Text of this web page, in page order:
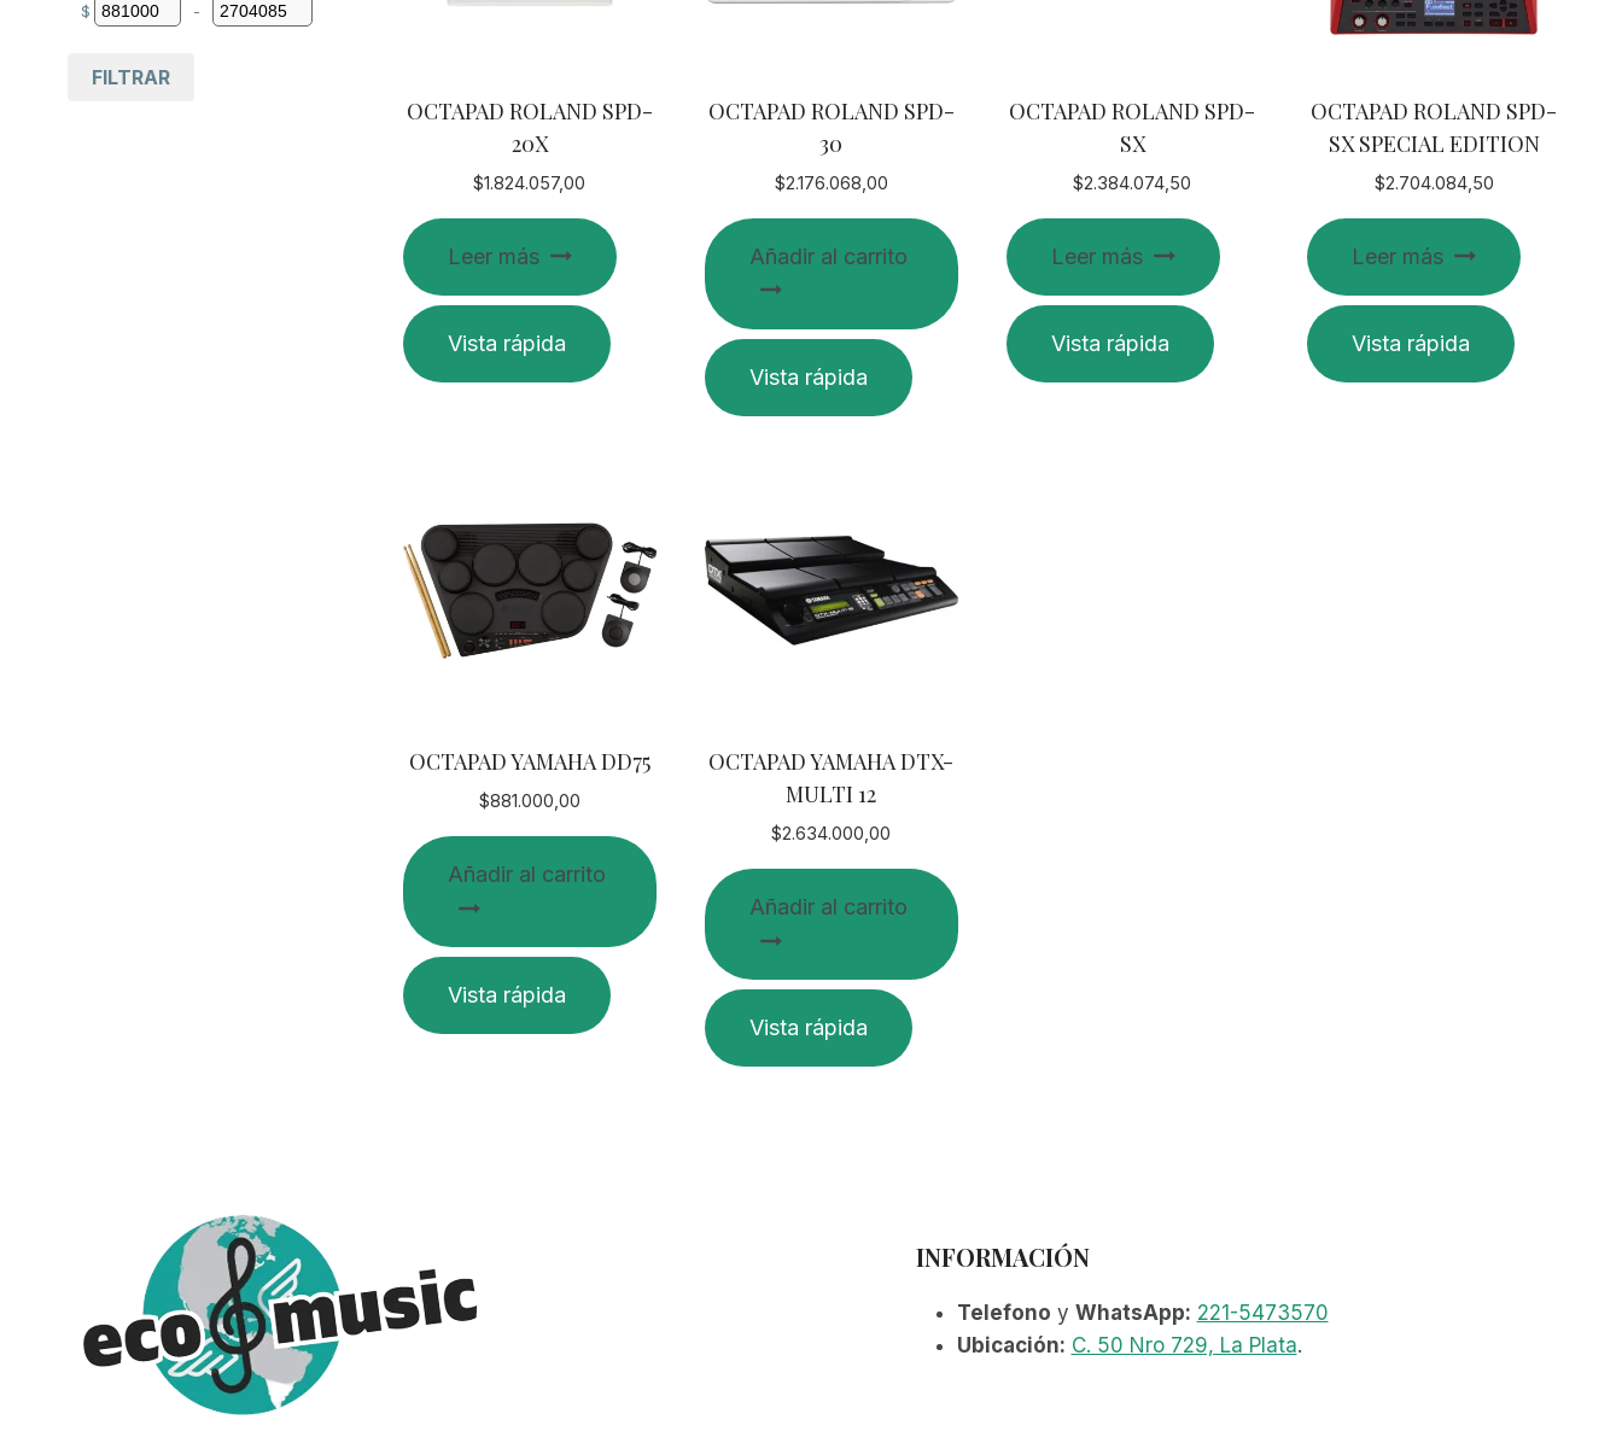
OCTAPAD ROLAND SPD-
20X
$1.824.057,00
Leer más
Vista rápida
OCTAPAD ROLAND SPD-
30
$2.176.068,00
Añadir al carrito
Vista rápida
OCTAPAD ROLAND SPD-
SX
$2.384.074,50
Leer más
Vista rápida
OCTAPAD ROLAND SPD-
SX SPECIAL EDITION
$2.704.084,50
Leer más
Vista rápida
OCTAPAD YAMAHA DD75
$881.000,00
Añadir al carrito
Vista rápida
OCTAPAD YAMAHA DTX-
MULTI 12
$2.634.000,00
Añadir al carrito
Vista rápida
$
Minimum Price
-
Maximum Price
FILTRAR
INFORMACIÓN
Telefono y WhatsApp: 221-5473570
Ubicación: C. 50 Nro 729, La Plata.